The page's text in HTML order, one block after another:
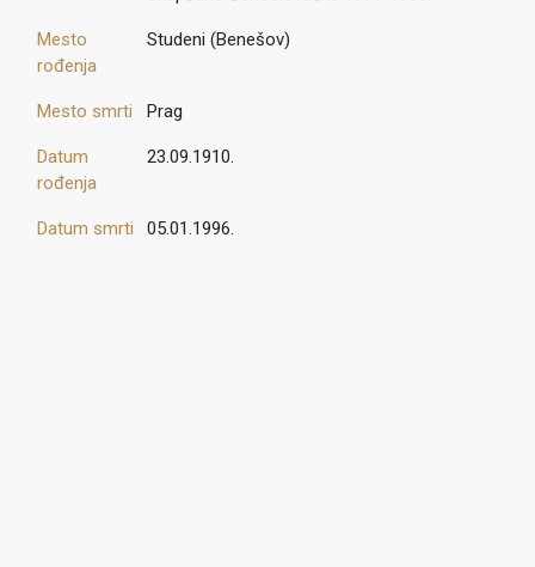
Mesto
rođenja
Studeni (Benešov)
Mesto smrti Prag
Datum
rođenja
23.09.1910.
Datum smrti 05.01.1996.